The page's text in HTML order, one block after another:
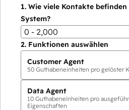
1. Wie viele Kontakte befinden
System?
0 - 2,000
2. Funktionen auswählen
Customer Agent
50 Guthabeneinheiten pro gelöster
Data Agent
10 Guthabeneinheiten pro
Eigenschaften